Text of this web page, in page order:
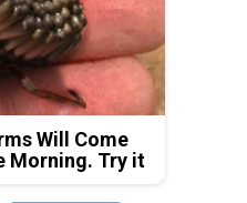
Will Come
Morning. Try it